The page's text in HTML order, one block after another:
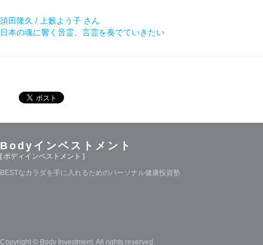
須田隆久 / 上籔よう子 さん
日本の魂に響く音霊、言霊を奏でていきたい
Bodyインベストメント
[ ボディインベストメント ]
BESTなカラダを手に入れるためのパーソナル健康投資塾
Copyright © Body Investment. All rights reserved.